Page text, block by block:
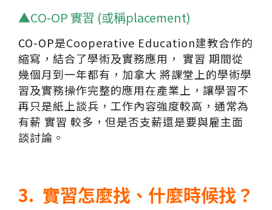
▲CO-OP 實習 (或稱placement)
CO-OP是Cooperative Education建教合作的
縮寫，結合了學術及實務應用， 實習 期間從
幾個月到一年都有，加拿大 將課堂上的學術學
習及實務操作完整的應用在產業上，讓學習不
再只是紙上談兵，工作內容強度較高，通常為
有薪 實習 較多，但是否支薪還是要與雇主面
談討論。
3. 實習怎麼找、什麼時候找？